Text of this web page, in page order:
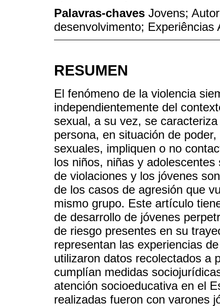
Palavras-chaves Jovens;
desenvolvimento; Experiências
RESUMEN
El fenómeno de la violencia
independientemente del
sexual, a su vez, se
persona, en situación de
sexuales, impliquen o no
los niños, niñas y
de violaciones y los jóvenes
de los casos de agresión que
mismo grupo. Este artículo
de desarrollo de jóvenes
de riesgo presentes en su
representan las experiencias
utilizaron datos recolectados a
cumplían medidas
atención socioeducativa en el
realizadas fueron con varones